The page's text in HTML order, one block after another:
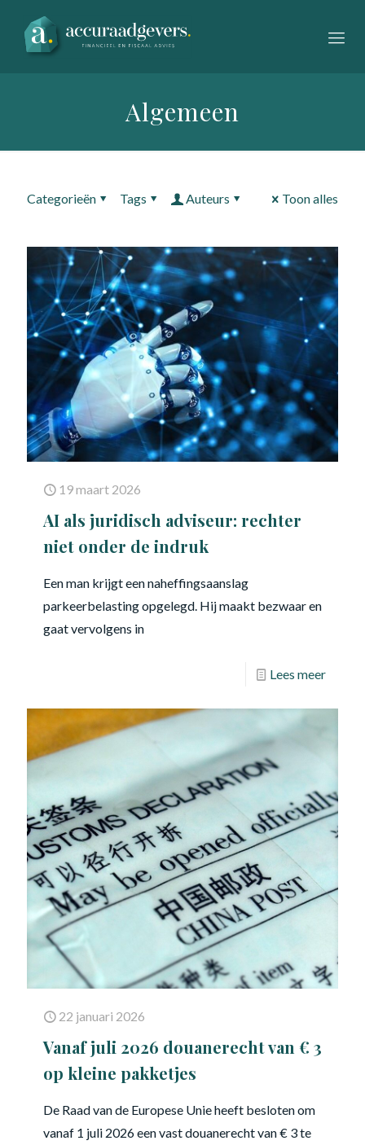
Algemeen
Categorieën Tags Auteurs Toon alles
19 maart 2026
AI als juridisch adviseur: rechter
niet onder de indruk
Een man krijgt een naheffingsaanslag
parkeerbelasting opgelegd. Hij maakt bezwaar en
gaat vervolgens in
Lees meer
22 januari 2026
Vanaf juli 2026 douanerecht van € 3
op kleine pakketjes
De Raad van de Europese Unie heeft besloten om
vanaf 1 juli 2026 een vast douanerecht van € 3 te